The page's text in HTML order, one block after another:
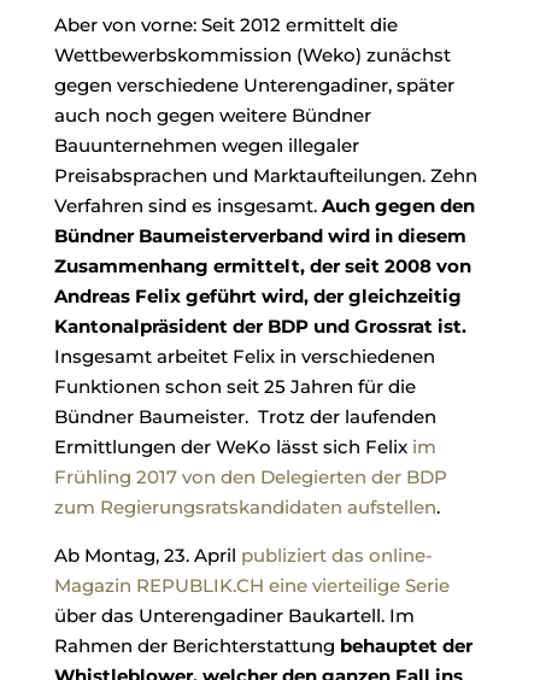
Aber von vorne: Seit 2012 ermittelt die
Wettbewerbskommission (Weko) zunächst
gegen verschiedene Unterengadiner, später
auch noch gegen weitere Bündner
Bauunternehmen wegen illegaler
Preisabsprachen und Marktaufteilungen. Zehn
Verfahren sind es insgesamt. Auch gegen den
Bündner Baumeisterverband wird in diesem
Zusammenhang ermittelt, der seit 2008 von
Andreas Felix geführt wird, der gleichzeitig
Kantonalpräsident der BDP und Grossrat ist.
Insgesamt arbeitet Felix in verschiedenen
Funktionen schon seit 25 Jahren für die
Bündner Baumeister. Trotz der laufenden
Ermittlungen der WeKo lässt sich Felix im
Frühling 2017 von den Delegierten der BDP
zum Regierungsratskandidaten aufstellen.
Ab Montag, 23. April publiziert das online-
Magazin REPUBLIK.CH eine vierteilige Serie
über das Unterengadiner Baukartell. Im
Rahmen der Berichterstattung behauptet der